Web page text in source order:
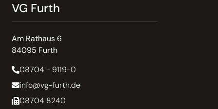
VG Furth
Am Rathaus 6
84095 Furth
08704 - 9119-0
info@vg-furth.de
08704 8240